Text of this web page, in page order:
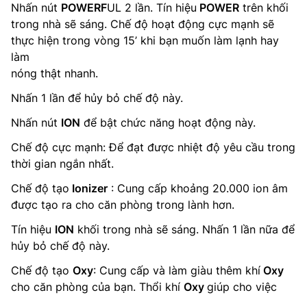
Nhấn nút POWERFUL 2 lần. Tín hiệu POWER trên khối
trong nhà sẽ sáng. Chế độ hoạt động cực mạnh sẽ
thực hiện trong vòng 15’ khi bạn muốn làm lạnh hay
làm
nóng thật nhanh.
Nhấn 1 lần để hủy bỏ chế độ này.
Nhấn nút ION để bật chức năng hoạt động này.
Chế độ cực mạnh: Để đạt được nhiệt độ yêu cầu trong
thời gian ngắn nhất.
Chế độ tạo Ionizer : Cung cấp khoảng 20.000 ion âm
được tạo ra cho căn phòng trong lành hơn.
Tín hiệu ION khối trong nhà sẽ sáng. Nhấn 1 lần nữa để
hủy bỏ chế độ này.
Chế độ tạo Oxy: Cung cấp và làm giàu thêm khí Oxy
cho căn phòng của bạn. Thổi khí Oxy giúp cho việc